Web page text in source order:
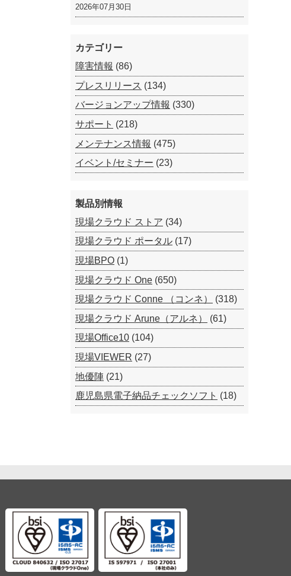
2026年07月30日
カテゴリー
障害情報 (86)
プレスリリース (134)
バージョンアップ情報 (330)
サポート (218)
メンテナンス情報 (475)
イベント/セミナー (23)
製品別情報
現場クラウド ストア (34)
現場クラウド ポータル (17)
現場BPO (1)
現場クラウド One (650)
現場クラウド Conne （コンネ）
(318)
現場クラウド Arune（アルネ）
(61)
現場Office10 (104)
現場VIEWER (27)
地優陣 (21)
鹿児島県電子納品チェックソフト (18)